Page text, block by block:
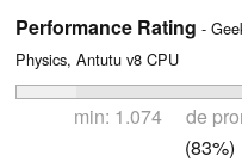
Performance Rating -
Physics, Antutu v8 CPU
min: 1.074 de
(83%)